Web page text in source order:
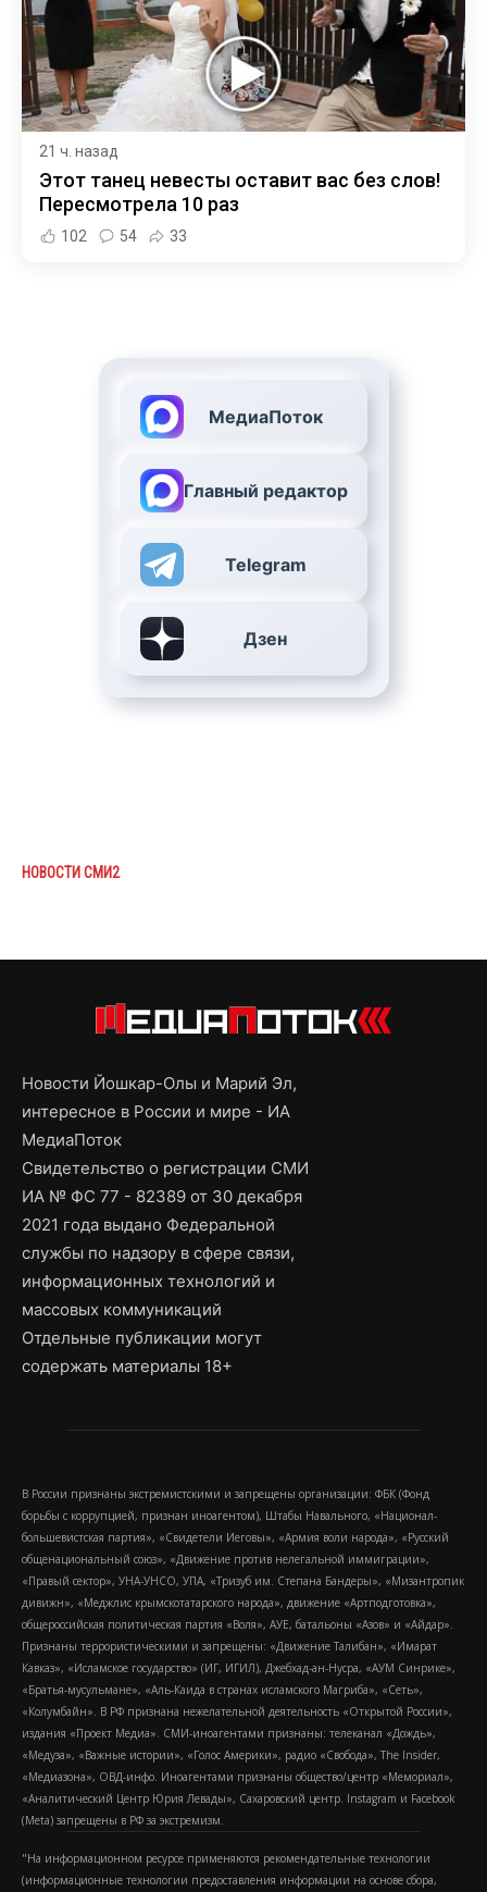
21 ч. назад
Этот танец невесты оставит вас без слов!
Пересмотрела 10 раз
102 54 33
МедиаПоток
Главный редактор
Telegram
Дзен
НОВОСТИ СМИ2
Новости Йошкар-Олы и Марий Эл,
интересное в России и мире - ИА
МедиаПоток
Свидетельство о регистрации СМИ
ИА № ФС 77 - 82389 от 30 декабря
2021 года выдано Федеральной
службы по надзору в сфере связи,
информационных технологий и
массовых коммуникаций
Отдельные публикации могут
содержать материалы 18+
В России признаны экстремистскими и запрещены организации: ФБК (Фонд
борьбы с коррупцией, признан иноагентом), Штабы Навального, «Национал-
большевистская партия», «Свидетели Иеговы», «Армия воли народа», «Русский
общенациональный союз», «Движение против нелегальной иммиграции»,
«Правый сектор», УНА-УНСО, УПА, «Тризуб им. Степана Бандеры», «Мизантропик
дивижн», «Меджлис крымскотатарского народа», движение «Артподготовка»,
общероссийская политическая партия «Воля», АУЕ, батальоны «Азов» и «Айдар».
Признаны террористическими и запрещены: «Движение Талибан», «Имарат
Кавказ», «Исламское государство» (ИГ, ИГИЛ), Джебхад-ан-Нусра, «АУМ Синрике»,
«Братья-мусульмане», «Аль-Каида в странах исламского Магриба», «Сеть»,
«Колумбайн». В РФ признана нежелательной деятельность «Открытой России»,
издания «Проект Медиа». СМИ-иноагентами признаны: телеканал «Дождь»,
«Медуза», «Важные истории», «Голос Америки», радио «Свобода», The Insider,
«Медиазона», ОВД-инфо. Иноагентами признаны общество/центр «Мемориал»,
«Аналитический Центр Юрия Левады», Сахаровский центр. Instagram и Facebook
(Metа) запрещены в РФ за экстремизм.
"На информационном ресурсе применяются рекомендательные технологии
(информационные технологии предоставления информации на основе сбора,